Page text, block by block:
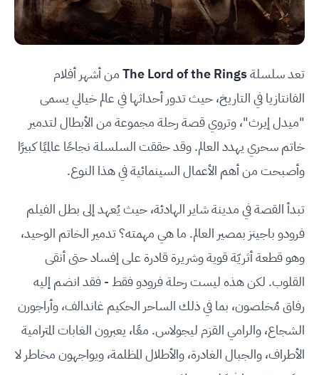
تعد سلسلةThe Lord of the Ringsمن أشهر أفلام
الفانتازيا في التاريخ، حيث تدور أحداثها في عالم خيالي يسمى
"ميدل إيرث"، وتروي قصة رحلة مجموعة من الأبطال لتدمير
خاتم سحري يهدد العالم. وقد حققت السلسلة نجاحًا عالميًا كبيرًا
وأصبحت من أهم الأعمال السينمائية في هذا النوع.
تبدأ القصة في مدينة شاير الهادئة، حيث يُعهد إلى بطل الفيلم
فرودو باجينز بمصير العالم. ما هي مهمته؟ تدمير الخاتم الوحيد،
وهو قطعة أثريّة قوية وشريرة قادرة على إفساد حتى أنقى
القلوب. لكن هذه ليست رحلة فرودو فقط - فقد انضم إليه
رفاق مُخلصون، بما في ذلك الساحر الحكيم غاندالف، وأراجورن
الشجاع، والرامي القزم ليجولاس. معًا، يعبرون الغابات المترامية
الأطراف، والجبال الغادرة، والأطلال المظلمة، ويواجهون مخاطر لا